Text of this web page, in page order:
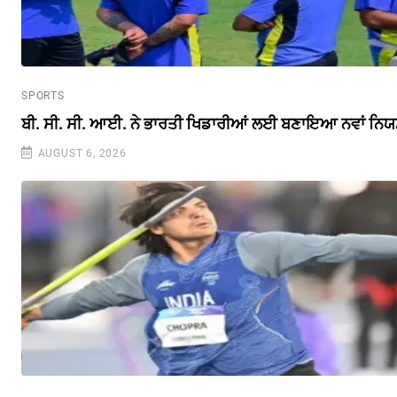
SPORTS
ਬੀ. ਸੀ. ਸੀ. ਆਈ. ਨੇ ਭਾਰਤੀ ਖਿਡਾਰੀਆਂ ਲਈ ਬਣਾਇਆ ਨਵਾਂ
AUGUST 6, 2026